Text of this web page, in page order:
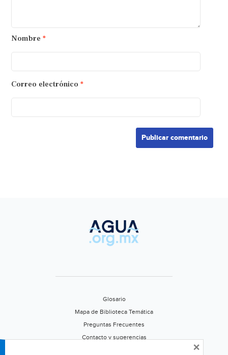
Nombre *
Correo electrónico *
Glosario
Mapa de Biblioteca Temática
Preguntas Frecuentes
Contacto y sugerencias
×